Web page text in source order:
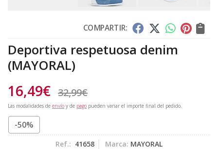
COMPARTIR:
Deportiva respetuosa denim
(MAYORAL)
16,49€ 32,99€
Las modalidades de envío y de pago pueden variar el importe final del pedido.
-50%
Ref.: 41658 Marca: MAYORAL